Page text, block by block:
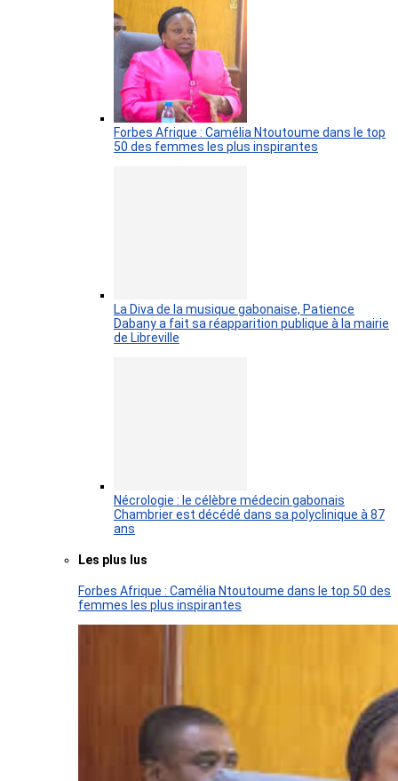
Forbes Afrique : Camélia Ntoutoume dans le top
50 des femmes les plus inspirantes
La Diva de la musique gabonaise, Patience
Dabany a fait sa réapparition publique à la mairie
de Libreville
Nécrologie : le célèbre médecin gabonais
Chambrier est décédé dans sa polyclinique à 87
ans
Les plus lus
Forbes Afrique : Camélia Ntoutoume dans le top 50 des
femmes les plus inspirantes